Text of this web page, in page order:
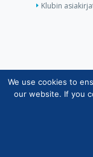
Klubin
We use cookies to
our website. If you